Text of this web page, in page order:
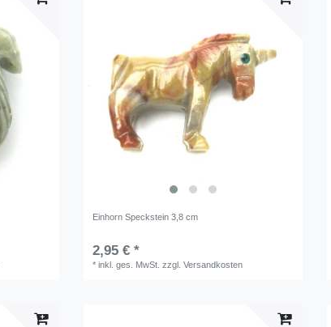
Einhorn Speckstein 3,8 cm
2,95 € *
*inkl. ges. MwSt. zzgl.Versandkosten